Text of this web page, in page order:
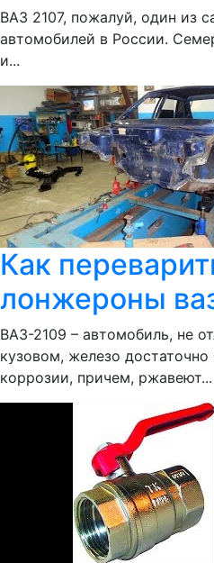
ВАЗ 2107, пожалуй, один из
автомобилей в России.
и...
Как
лонжероны
ВАЗ-2109 – автомобиль, не
кузовом, железо
коррозии, причем, ржавеют...